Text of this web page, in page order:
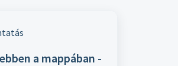
a mappában -